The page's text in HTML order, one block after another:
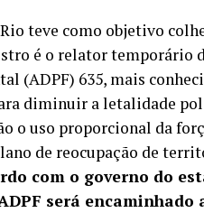
teve como objetivo
é o relator temporário
(ADPF) 635, mais
diminuir a letalidade
o uso proporcional da
de reocupação de
com o governo do
será encaminhado